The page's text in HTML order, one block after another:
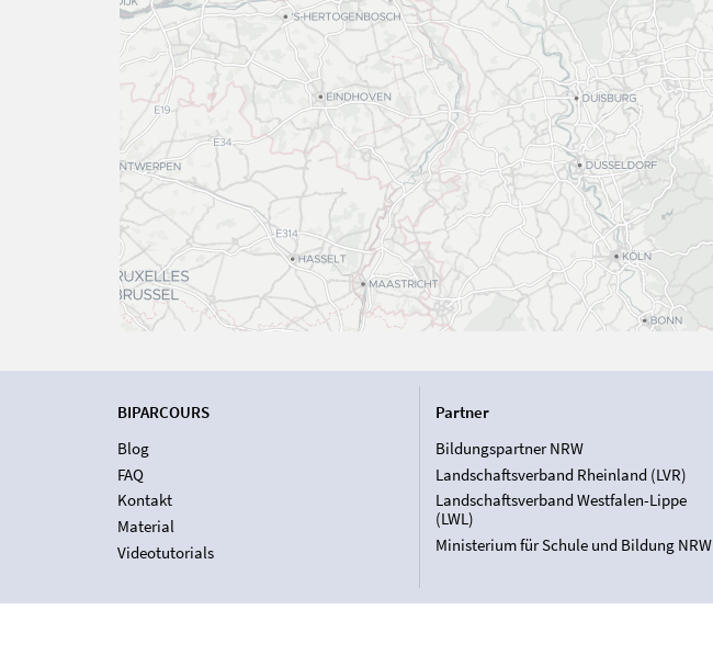
BIPARCOURS
Blog
FAQ
Kontakt
Material
Videotutorials
Partner
Bildungspartner NRW
Landschaftsverband Rheinland (LVR)
Landschaftsverband Westfalen-Lippe
(LWL)
Ministerium für Schule und Bildung NRW